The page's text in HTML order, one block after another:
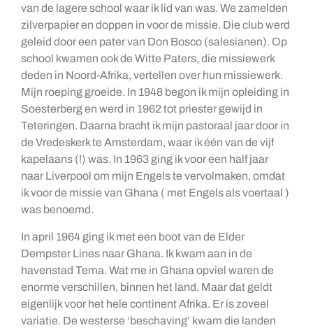
van de lagere school waar ik lid van was. We zamelden
zilverpapier en doppen in voor de missie. Die club werd
geleid door een pater van Don Bosco (salesianen). Op
school kwamen ook de Witte Paters, die missiewerk
deden in Noord-Afrika, vertellen over hun missiewerk.
Mijn roeping groeide. In 1948 begon ik mijn opleiding in
Soesterberg en werd in 1962 tot priester gewijd in
Teteringen. Daarna bracht ik mijn pastoraal jaar door in
de Vredeskerk te Amsterdam, waar ik één van de vijf
kapelaans (!) was. In 1963 ging ik voor een half jaar
naar Liverpool om mijn Engels te vervolmaken, omdat
ik voor de missie van Ghana ( met Engels als voertaal )
was benoemd.
In april 1964 ging ik met een boot van de Elder
Dempster Lines naar Ghana. Ik kwam aan in de
havenstad Tema. Wat me in Ghana opviel waren de
enorme verschillen, binnen het land. Maar dat geldt
eigenlijk voor het hele continent Afrika. Er is zoveel
variatie. De westerse ‘beschaving’ kwam die landen